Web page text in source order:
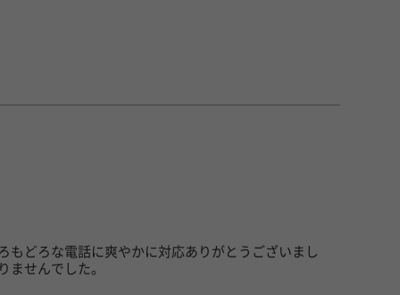
もどろな電話に爽やかに対応ありがとうございまし
ませんでした。